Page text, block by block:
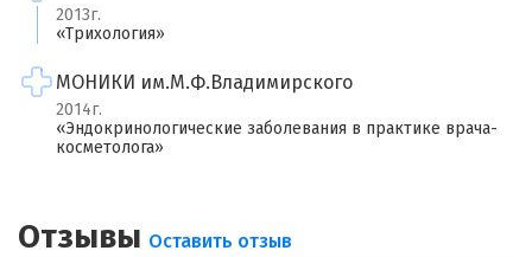
2013г.
«Трихология»
МОНИКИ им.М.Ф.Владимирского
2014г.
«Эндокринологические заболевания в практике врача-
косметолога»
Отзывы Оставить отзыв
Я согласен на